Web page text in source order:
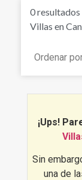
corta
villas
0resultados
Villas en
Ordenar
¡Ups!
Sin
una de